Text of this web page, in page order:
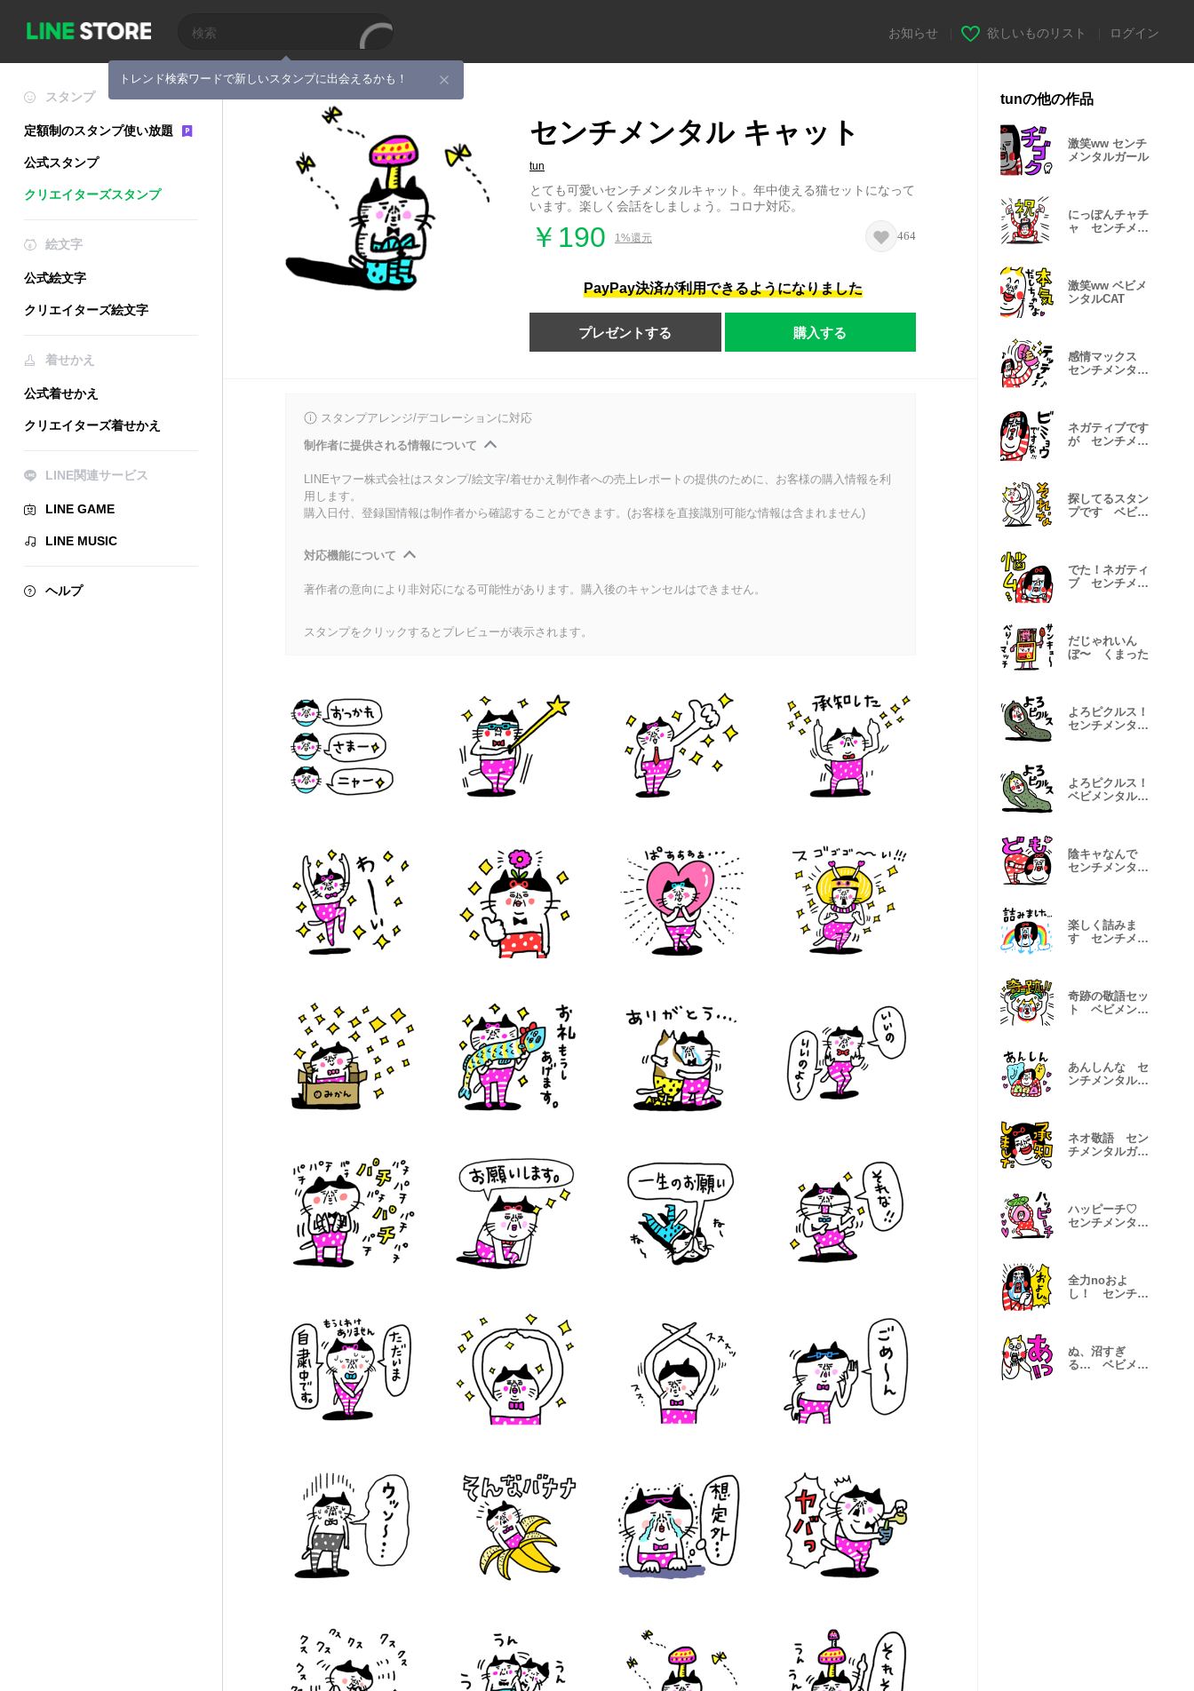
トレンド検索ワードで新しいスタンプに出会えるかも！
お知らせ 欲しいものリスト ログイン
スタンプ
定額制のスタンプ使い放題
公式スタンプ
クリエイターズスタンプ
絵文字
公式絵文字
クリエイターズ絵文字
着せかえ
公式着せかえ
クリエイターズ着せかえ
LINE関連サービス
LINE GAME
LINE MUSIC
ヘルプ
センチメンタル キャット
tun
とても可愛いセンチメンタルキャット。年中使える猫セットになって
います。楽しく会話をしましょう。コロナ対応。
￥190 1%還元 464
PayPay決済が利用できるようになりました
プレゼントする 購入する
スタンプアレンジ/デコレーションに対応
制作者に提供される情報について
LINEヤフー株式会社はスタンプ/絵文字/着せかえ制作者への売上レポートの提供のために、お客様の購入情報を利
用します。
購入日付、登録国情報は制作者から確認することができます。(お客様を直接識別可能な情報は含まれません)
対応機能について
著作者の意向により非対応になる可能性があります。購入後のキャンセルはできません。
スタンプをクリックするとプレビューが表示されます。
tunの他の作品
激笑ww センチ
メンタルガール
にっぽんチャチ
ャ センチメン
激笑ww ベビメ
ンタルCAT
感情マックス
センチメンタル
ネガティブです
が センチメン
探してるスタン
プです ベビメ
でた！ネガティ
ブ センチメン
だじゃれいん
ぼ〜 くまった
よろピクルス！
センチメンタル
よろピクルス！
ベビメンタル
陰キャなんで
センチメンタル
楽しく詰みま
す センチメン
奇跡の敬語セッ
ト ベビメンタ
あんしんな セ
ンチメンタルガ
ネオ敬語 セン
チメンタルガー
ハッピーチ♡
センチメンタル
全力noおよ
し！ センチメ
ぬ、沼すぎ
る… ベビメン